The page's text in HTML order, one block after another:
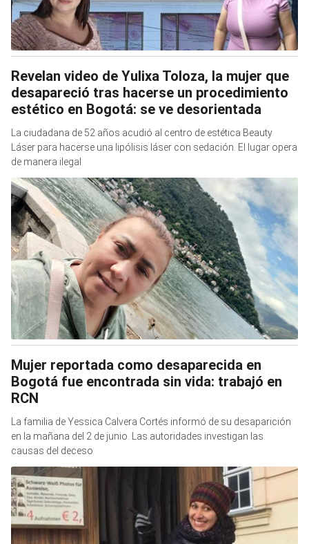
Revelan video de Yulixa Toloza, la mujer que
desapareció tras hacerse un procedimiento
estético en Bogotá: se ve desorientada
La ciudadana de 52 años acudió al centro de estética Beauty
Láser para hacerse una lipólisis láser con sedación. El lugar opera
de manera ilegal
Mujer reportada como desaparecida en
Bogotá fue encontrada sin vida: trabajó en
RCN
La familia de Yessica Calvera Cortés informó de su desaparición
en la mañana del 2 de junio. Las autoridades investigan las
causas del deceso